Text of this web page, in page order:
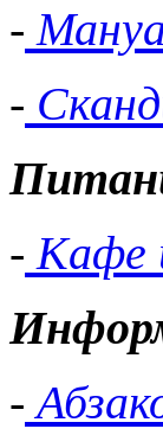
-
-
- Кафе
-